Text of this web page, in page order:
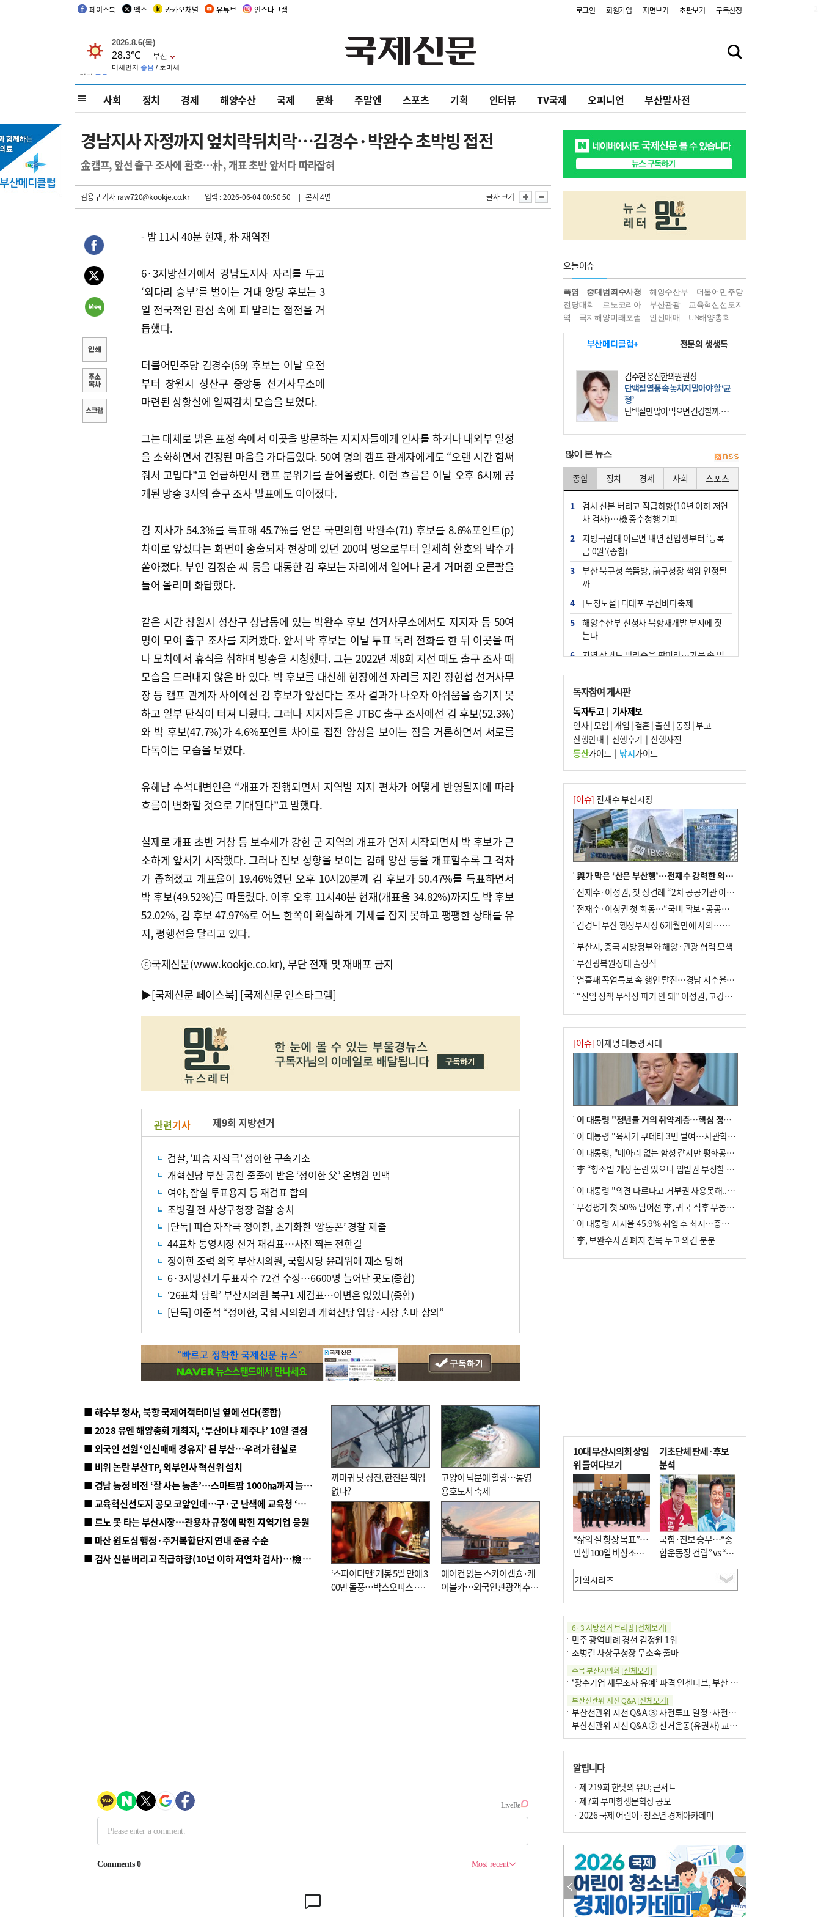
페이스북 엑스 카카오채널 유튜브 인스타그램 로그인 회원가입 지면보기 초판보기 구독신청
사회 정치 경제 해양수산 국제 문화 주말엔 스포츠 기획 인터뷰 TV국제 오피니언 부산말사전
경남지사 자정까지 엎치락뒤치락…김경수·박완수 초박빙 접전
金캠프, 앞선 출구 조사에 환호…朴, 개표 초반 앞서다 따라잡혀
김용구 기자raw720@kookje.co.kr | 입력 : 2026-06-04 00:50:50 | 본지 4면 글자 크기
- 밤 11시 40분 현재, 朴 재역전
6·3지방선거에서 경남도지사 자리를 두고
‘외다리 승부’를 벌이는 거대 양당 후보는 3
일 전국적인 관심 속에 피 말리는 접전을 거
듭했다.
더불어민주당 김경수(59) 후보는 이날 오전
부터 창원시 성산구 중앙동 선거사무소에
마련된 상황실에 일찌감치 모습을 보였다.
그는 대체로 밝은 표정 속에서 이곳을 방문하는 지지자들에게 인사를 하거나 내외부 일정
을 소화하면서 긴장된 마음을 가다듬었다. 50여 명의 캠프 관계자에게도 “오랜 시간 힘써
줘서 고맙다”고 언급하면서 캠프 분위기를 끌어올렸다. 이런 흐름은 이날 오후 6시께 공
개된 방송 3사의 출구 조사 발표에도 이어졌다.
김 지사가 54.3%를 득표해 45.7%를 얻은 국민의힘 박완수(71) 후보를 8.6%포인트(p)
차이로 앞섰다는 화면이 송출되자 현장에 있던 200여 명으로부터 일제히 환호와 박수가
쏟아졌다. 부인 김정순 씨 등을 대동한 김 후보는 자리에서 일어나 굳게 거머쥔 오른팔을
들어 올리며 화답했다.
같은 시간 창원시 성산구 상남동에 있는 박완수 후보 선거사무소에서도 지지자 등 50여
명이 모여 출구 조사를 지켜봤다. 앞서 박 후보는 이날 투표 독려 전화를 한 뒤 이곳을 떠
나 모처에서 휴식을 취하며 방송을 시청했다. 그는 2022년 제8회 지선 때도 출구 조사 때
모습을 드러내지 않은 바 있다. 박 후보를 대신해 현장에선 자리를 지킨 정현섭 선거사무
장 등 캠프 관계자 사이에선 김 후보가 앞선다는 조사 결과가 나오자 아쉬움을 숨기지 못
하고 일부 탄식이 터져 나왔다. 그러나 지지자들은 JTBC 출구 조사에선 김 후보(52.3%)
와 박 후보(47.7%)가 4.6%포인트 차이로 접전 양상을 보이는 점을 거론하면서 서로를
다독이는 모습을 보였다.
유해남 수석대변인은 “개표가 진행되면서 지역별 지지 편차가 어떻게 반영될지에 따라
흐름이 변화할 것으로 기대된다”고 말했다.
실제로 개표 초반 거창 등 보수세가 강한 군 지역의 개표가 먼저 시작되면서 박 후보가 근
소하게 앞서기 시작했다. 그러나 진보 성향을 보이는 김해 양산 등을 개표할수록 그 격차
가 좁혀졌고 개표율이 19.46%였던 오후 10시20분께 김 후보가 50.47%를 득표하면서
박 후보(49.52%)를 따돌렸다. 이후 오후 11시40분 현재(개표율 34.82%)까지도 박 후보
52.02%, 김 후보 47.97%로 어느 한쪽이 확실하게 기세를 잡지 못하고 팽팽한 상태를 유
지, 평행선을 달리고 있다.
ⓒ국제신문(www.kookje.co.kr), 무단 전재 및 재배포 금지
▶[국제신문 페이스북] [국제신문 인스타그램]
관련기사 제9회 지방선거
검찰, '피습 자작극' 정이한 구속기소
개혁신당 부산 공천 줄줄이 받은 ‘정이한 父’ 온병원 인맥
여야, 잠실 투표용지 등 재검표 합의
조병길 전 사상구청장 검찰 송치
[단독] 피습 자작극 정이한, 초기화한 ‘깡통폰’ 경찰 제출
44표차 통영시장 선거 재검표…사진 찍는 전한길
정이한 조력 의혹 부산시의원, 국힘시당 윤리위에 제소 당해
6·3지방선거 투표자수 72건 수정…6600명 늘어난 곳도(종합)
‘26표차 당락’ 부산시의원 북구1 재검표…이변은 없었다(종합)
[단독] 이준석 “정이한, 국힘 시의원과 개혁신당 입당·시장 출마 상의”
■ 해수부 청사, 북항 국제여객터미널 옆에 선다(종합)
■ 2028 유엔 해양총회 개최지, ‘부산이냐 제주냐’ 10일 결정
■ 외국인 선원 ‘인신매매 경유지’ 된 부산…우려가 현실로
■ 비위 논란 부산TP, 외부인사 혁신위 설치
■ 경남 농정 비전 ‘잘 사는 농촌’…스마트팜 1000㏊까지 늘린다
■ 교육혁신선도지 공모 코앞인데…구·군 난색에 교육청 ‘쩔쩔’
■ 르노 못 타는 부산시장…관용차 규정에 막힌 지역기업 응원
■ 마산 원도심 행정·주거복합단지 연내 준공 수순
■ 검사 신분 버리고 직급하향(10년 이하 저연차 검사)…檢 중수청행 기피
까마귀 탓 정전, 한전은 책임
없다?
고양이 덕분에 힐링…통영
용호도서 축제
‘스파이더맨’ 개봉 5일 만에 3
00만 돌풍…박스오피스·예
에어컨 없는 스카이캡슐·케
이블카…외국인관광객 추억
오늘이슈
폭염 중대범죄수사청 해양수산부
더불어민주당
전당대회
르노코리아 부산관광
교육혁신선도지
역
극지해양미래포럼 인신매매 UN해양총회
부산메디클럽+ 전문의 생생톡
김주현 웅진한의원 원장
단백질 열풍 속 놓치지 말아야 할 ‘균
형’
단백질만 많이 먹으면 건강할까. 요
즘 건강을 이야기할 때 빠지지 않는
키워드가 단백질이다. 헬스장을 다니
많이 본 뉴스
종합 정치 경제 사회 스포츠
1
검사 신분 버리고 직급하향(10년 이하 저연
차 검사)…檢 중수청행 기피
2
지방국립대 이르면 내년 신입생부터 ‘등록
금 0원’(종합)
3
부산 북구청 쑥뜸방, 前구청장 책임 인정될
까
4
[도청도설] 다대포 부산바다축제
5
해양수산부 신청사 북항재개발 부지에 짓
는다
6
지역 상권도 말라죽을 판이라…가뭄 속 밀
7
법원, 단차 논란 북항 복합환승센터 공사중
지 관련 현장검증
8
통영시민 추석 전 35만 원 받는다
9
부산 철강공장 50대 노동자 추락사
10 국힘 부산시당, ‘정이한 조력’ 시의원 윤리
위에…‘한동훈 지지’도 신고접수
독자참여 게시판
독자투고| 기사제보
인사|모임 | 개업 | 결혼|출산|동정 |부고
산행안내 | 산행후기 | 산행사진
등산가이드| 낚시가이드
[이슈] 전재수 부산시장
與가 막은 ‘산은 부산행’…전재수 강력한 의지 표명 없인 공염불
전재수·이성권, 첫 상견례 “2차 공공기관 이전 초당 협력”(종합)
전재수·이성권 첫 회동…“국비 확보·공공기관 이전 협력”
김경덕 부산 행정부시장 6개월만에 사의…후임 인선 촉각
부산시, 중국 지방정부와 해양·관광 협력 모색
부산광복원정대 출정식
열흘째 폭염특보 속 행인 탈진…경남 저수율 평년의 절반
“전임 정책 무작정 파기 안 돼” 이성권, 고강도 ‘전재수 견제’ 예고
[이슈] 이재명 대통령 시대
이 대통령 "청년들 거의 취약계층…핵심 정책 재편""
이 대통령 "육사가 쿠데타 3번 벌여…사관학교 통합 신속히 추진"
이 대통령, "메아리 없는 함성 같지만 평화공존책 계속해야"
李 “형소법 개정 논란 있으나 입법권 부정할 만큼은 아냐”(종합)
이 대통령 "의견 다르다고 거부권 사용못해.. 입법권 부정할 상황이라 보기 어려워"
부정평가 첫 50% 넘어선 李, 귀국 직후 부동산·증시 점검(종합)
이 대통령 지지율 45.9% 취임 후 최저…증시 폭락·연임 개헌 논란 영향
李, 보완수사권 폐지 침묵 두고 의견 분분
10대 부산시의회 상임
위 들여다보기
“삶의 질 향상 목표”…
민생 100일 비상조치
면밀 심사
기초단체 판세·후보
분석
국힘·진보 승부…“종
합운동장 건립” vs “출
근 공공버스 도입”
6·3 지방선거 브리핑 [전체보기]
민주 광역비례 경선 김정원 1위
조병길 사상구청장 무소속 출마
주목 부산시의회 [전체보기]
‘장수기업 세무조사 유예’ 파격 인센티브, 부산 유출 막을까
부산선관위 지선 Q&A[전체보기]
부산선관위 지선 Q&A ③ 사전투표 일정·사전투표함 보관
부산선관위 지선 Q&A ② 선거운동(유권자) 교육감투표용지
알립니다
· 제 219회 한낮의 유U; 콘서트
· 제7회 부마항쟁문학상 공모
· 2026 국제 어린이·청소년 경제아카데미